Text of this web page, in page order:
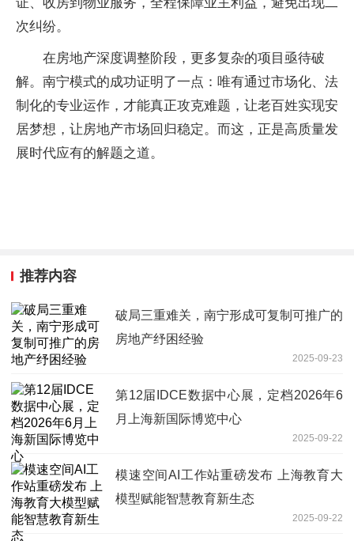
次纠纷。
在房地产深度调整阶段，更多复杂的项目亟待破
解。南宁模式的成功证明了一点：唯有通过市场化、法
制化的专业运作，才能真正攻克难题，让老百姓实现安
居梦想，让房地产市场回归稳定。而这，正是高质量发
展时代应有的解题之道。
推荐内容
破局三重难关，南宁形成可复制可推广的
房地产纾困经验
2025-09-23
第12届IDCE数据中心展，定档2026年6
月上海新国际博览中心
2025-09-22
模速空间AI工作站重磅发布 上海教育大
模型赋能智慧教育新生态
2025-09-22